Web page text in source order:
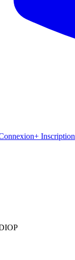
+ Inscription